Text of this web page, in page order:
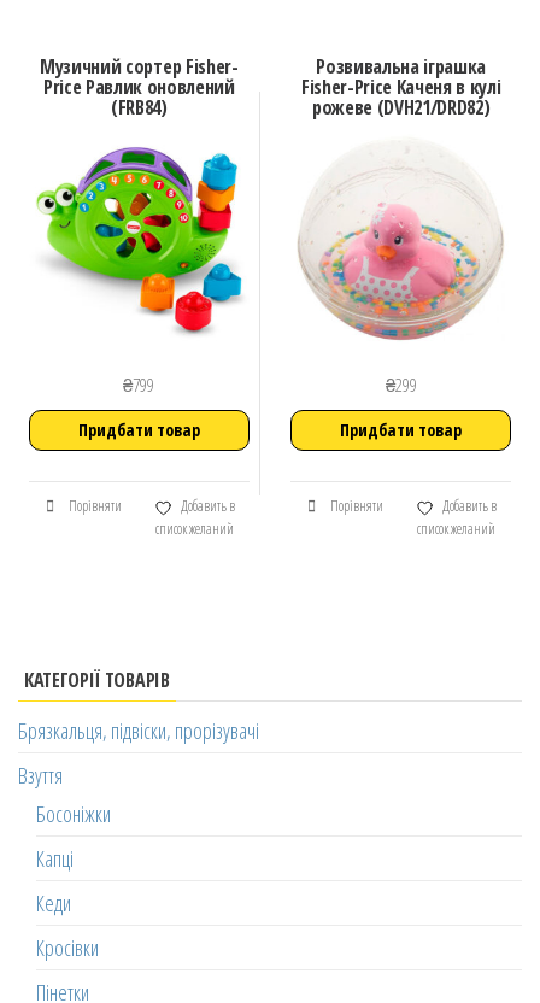
Музичний сортер Fisher-
Price Равлик оновлений
(FRB84)
₴799
Придбати товар
Порівняти
Добавить в
список желаний
Розвивальна іграшка
Fisher-Price Каченя в кулі
рожеве (DVH21/DRD82)
₴299
Придбати товар
Порівняти
Добавить в
список желаний
КАТЕГОРІЇ ТОВАРІВ
Брязкальця, підвіски, прорізувачі
Взуття
Босоніжки
Капці
Кеди
Кросівки
Пінетки